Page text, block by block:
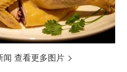
闻 查看更多图片